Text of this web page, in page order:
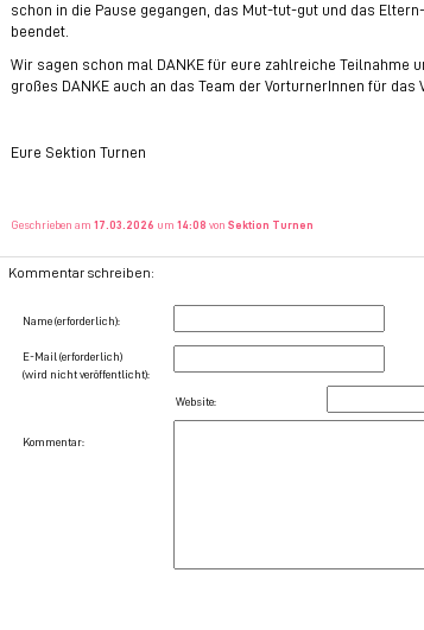
schon in die Pause gegangen, das Mut-tut-gut und das
beendet.
Wir sagen schon mal DANKE für eure zahlreiche Teilnahme
großes DANKE auch an das Team der VorturnerInnen für
Eure Sektion Turnen
Geschrieben am 17.03.2026 um 14:08 von Sektion Turnen
Kommentar schreiben:
Name (erforderlich):
E-Mail (erforderlich)
(wird nicht veröffentlicht):
Website:
Kommentar: